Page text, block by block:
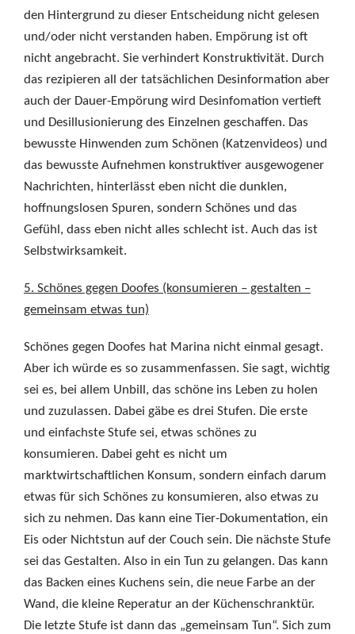
den Hintergrund zu dieser Entscheidung nicht gelesen
und/oder nicht verstanden haben. Empörung ist oft
nicht angebracht. Sie verhindert Konstruktivität. Durch
das rezipieren all der tatsächlichen Desinformation aber
auch der Dauer-Empörung wird Desinfomation vertieft
und Desillusionierung des Einzelnen geschaffen. Das
bewusste Hinwenden zum Schönen (Katzenvideos) und
das bewusste Aufnehmen konstruktiver ausgewogener
Nachrichten, hinterlässt eben nicht die dunklen,
hoffnungslosen Spuren, sondern Schönes und das
Gefühl, dass eben nicht alles schlecht ist. Auch das ist
Selbstwirksamkeit.
5. Schönes gegen Doofes (konsumieren – gestalten –
gemeinsam etwas tun)
Schönes gegen Doofes hat Marina nicht einmal gesagt.
Aber ich würde es so zusammenfassen. Sie sagt, wichtig
sei es, bei allem Unbill, das schöne ins Leben zu holen
und zuzulassen. Dabei gäbe es drei Stufen. Die erste
und einfachste Stufe sei, etwas schönes zu
konsumieren. Dabei geht es nicht um
marktwirtschaftlichen Konsum, sondern einfach darum
etwas für sich Schönes zu konsumieren, also etwas zu
sich zu nehmen. Das kann eine Tier-Dokumentation, ein
Eis oder Nichtstun auf der Couch sein. Die nächste Stufe
sei das Gestalten. Also in ein Tun zu gelangen. Das kann
das Backen eines Kuchens sein, die neue Farbe an der
Wand, die kleine Reperatur an der Küchenschranktür.
Die letzte Stufe ist dann das „gemeinsam Tun“. Sich zum